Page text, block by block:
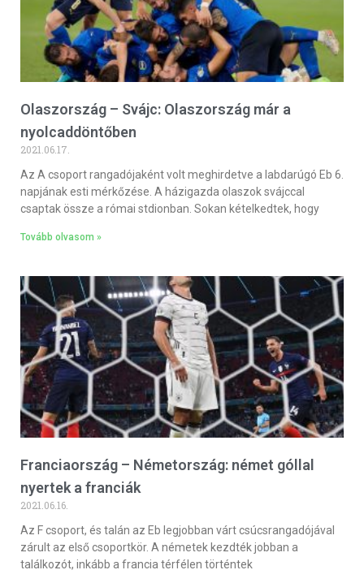
Olaszország – Svájc: Olaszország már a
nyolcaddöntőben
2021.06.17.
Az A csoport rangadójaként volt meghirdetve a labdarúgó Eb 6.
napjának esti mérkőzése. A házigazda olaszok svájccal
csaptak össze a római stdionban. Sokan kételkedtek, hogy
Tovább olvasom »
Franciaország – Németország: német góllal
nyertek a franciák
2021.06.16.
Az F csoport, és talán az Eb legjobban várt csúcsrangadójával
zárult az első csoportkör. A németek kezdték jobban a
találkozót, inkább a francia térfélen történtek